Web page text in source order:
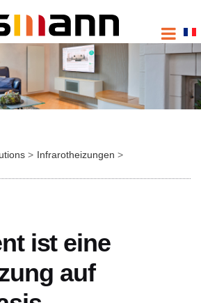
FR
Infrarotheizungen
ist eine
auf